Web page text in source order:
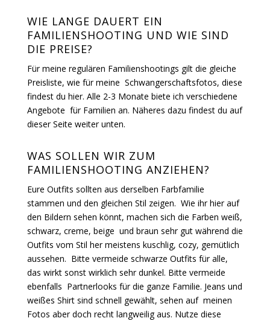
WIE LANGE DAUERT EIN
FAMILIENSHOOTING UND WIE SIND
DIE PREISE?
Für meine regulären Familienshootings gilt die gleiche
Preisliste, wie für meine Schwangerschaftsfotos, diese
findest du hier. Alle 2-3 Monate biete ich verschiedene
Angebote für Familien an. Näheres dazu findest du auf
dieser Seite weiter unten.
WAS SOLLEN WIR ZUM
FAMILIENSHOOTING ANZIEHEN?
Eure Outfits sollten aus derselben Farbfamilie
stammen und den gleichen Stil zeigen. Wie ihr hier auf
den Bildern sehen könnt, machen sich die Farben weiß,
schwarz, creme, beige und braun sehr gut während die
Outfits vom Stil her meistens kuschlig, cozy, gemütlich
aussehen. Bitte vermeide schwarze Outfits für alle,
das wirkt sonst wirklich sehr dunkel. Bitte vermeide
ebenfalls Partnerlooks für die ganze Familie. Jeans und
weißes Shirt sind schnell gewählt, sehen auf meinen
Fotos aber doch recht langweilig aus. Nutze diese